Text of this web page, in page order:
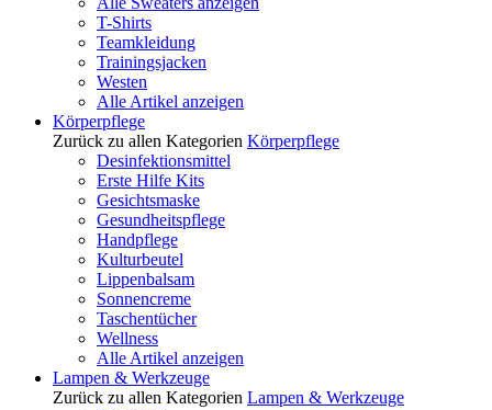
T-Shirts
Teamkleidung
Trainingsjacken
Westen
Alle Artikel anzeigen
Körperpflege
Zurück zu allen Kategorien Körperpflege
Desinfektionsmittel
Erste Hilfe Kits
Gesichtsmaske
Gesundheitspflege
Handpflege
Kulturbeutel
Lippenbalsam
Sonnencreme
Taschentücher
Wellness
Alle Artikel anzeigen
Lampen & Werkzeuge
Zurück zu allen Kategorien Lampen & Werkzeuge